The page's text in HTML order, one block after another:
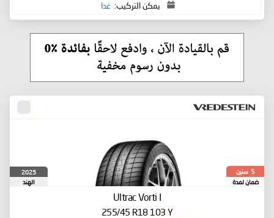
يمكن التركيب: غدا
5 سنين
ضمان لمدة
2025
الهند
Ultrac Vorti I
255/45 R18 103 Y